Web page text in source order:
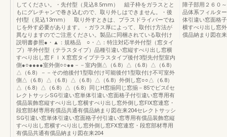
してください。・先付型（見込8.5mm） 組子枠をガラスとと
もにグレチャンで巻き込むので、取り外しはできません。・後
付Ⅰ型（見込13mm） 取り外すときは、プラスドライバーでね
じを外す必要があります。・ガラス厚によって、取付け方法が
異なりますのでご注意ください。製品に同梱されている取付け
説明書参照●・▲：規格品 ○・△：特注対応半外付型（窓タイ
プ）半外付型（テラスタイプ）品種引違い窓縦すべり出し窓横
すべり出し窓ＦＩＸ窓窓タイプテラスタイプ後付3型先付型室内
側●○●●●●室外側○○●●－－室内側△（6.8）△（6.8）△（6.8）
△（6.8）－－その他後付1型取付け可能後付1型取付け不可室外
側△（6.8）△（6.8）△（6.8）△（6.8）外倒し窓○○△（6.8）
△（6.8）△（6.8）△（6.8）同じH窓揃同じ窓揃－85でビス੬セ
レクトサッシSG引違い窓単体引違い窓面格子付引違い窓専用有
償品装飾窓縦すべり出し窓横すべり出し窓外倒し窓FIX窓連窓・
段窓部材専用有償品共通有償品納まり図在来204セレクトサッシ
SG引違い窓単体引違い窓面格子付引違い窓専用有償品装飾窓縦
すべり出し窓横すべり出し窓外倒し窓FX窓連窓・段窓部材専用
有償品共通有償品納まり図在来204
障子部用２６０
品体系フィルタ
体引違い窓面格
横すべり出し窓
償品納まり図在